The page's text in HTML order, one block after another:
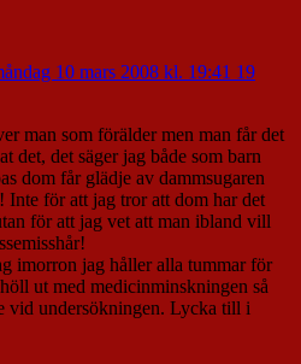
10 mars 2008 kl. 19:41 19
man som förälder men man får det
det, det säger jag både som barn
dom får glädje av dammsugaren
för att jag tror att dom har det
för att jag vet att man ibland vill
imorron jag håller alla tummar för
ut med medicinminskningen så
vid undersökningen. Lycka till i